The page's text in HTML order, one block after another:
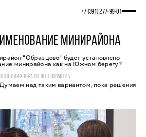
+7 (391) 277‒99‒01
МИНИРАЙОНА
"Образцово" будет установлено
минирайона как на Южном берегу?
ДИРЕКТОРА ПО ДЕВЕЛОПМЕНТУ
над таким вариантом, пока решения